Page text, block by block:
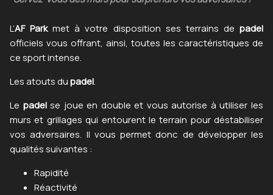
L’AF Parkmet à votre disposition ses terrains depadel
officiels vous offrant, ainsi, toutes les caractéristiques de
ce sport intense.
Les atouts dupadel.
Le padelse joue en double et vous autorise à utiliser les
murs et grillages qui entourent le terrain pour déstabiliser
vos adversaires. Il vous permet donc de développer les
qualités suivantes :
Rapidité
Réactivité